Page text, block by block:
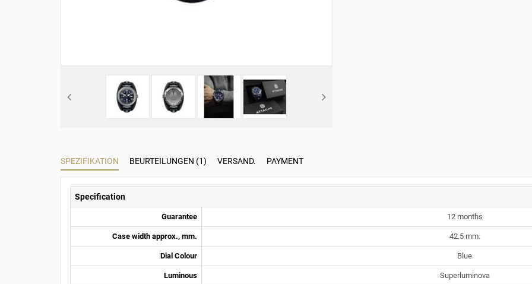
SPEZIFIKATION BEURTEILUNGEN (1) VERSAND. PAYMENT
Specification
Guarantee 12 months
Case width approx., mm. 42.5 mm.
Dial Colour Blue
Luminous Superluminova